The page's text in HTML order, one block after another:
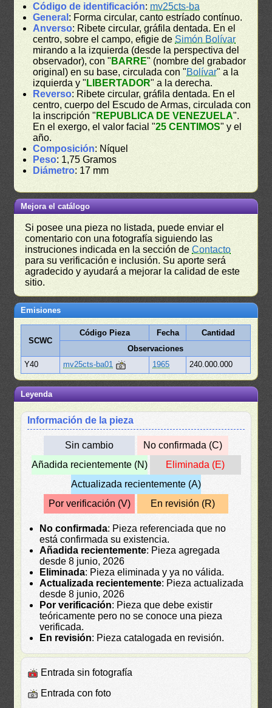
Código de identificación: mv25cts-ba
General : Forma circular, canto estríado contínuo.
Anverso: Ribete circular, gráfila dentada. En el
centro, sobre el campo, efigie deSimón Bolívar
mirando a la izquierda (desde la perspectiva del
observador), con " BARRE" (nombre del grabador
original) en su base, circulada con "Bolívar" a la
izquierda y " LIBERTADOR" a la derecha.
Reverso: Ribete circular, gráfila dentada. En el
centro, cuerpo del Escudo de Armas, circulada con
la inscripción " REPUBLICA DE VENEZUELA".
En el exergo, el valor facial "25 CENTIMOS" y el
año.
Composición: Níquel
Peso: 1,75 Gramos
Diámetro: 17 mm
Mejora el catálogo
Si posee una pieza no listada, puede enviar el
comentario con una fotografía siguiendo las
instruciones indicada en la sección deContacto
para su verificación e inclusión. Su aporte será
agradecido y ayudará a mejorar la calidad de este
sitio.
Emisiones
SCWC
Código Pieza Fecha
Cantidad
Observaciones
Y40
mv25cts-ba01 1965 240.000.000
Leyenda
Información de la pieza
Sin cambio
No confirmada (C)
Añadida recientemente (N)
Eliminada (E)
Actualizada recientemente (A)
Por verificación (V)
En revisión (R)
No confirmada: Pieza referenciada que no
está confirmada su existencia.
Añadida recientemente: Pieza agregada
desde 8 junio, 2026
Eliminada: Pieza eliminada y ya no válida.
Actualizada recientemente: Pieza actualizada
desde 8 junio, 2026
Por verificación: Pieza que debe existir
teóricamente pero no se conoce una pieza
verificada.
En revisión: Pieza catalogada en revisión.
Entrada sin fotografía
Entrada con foto